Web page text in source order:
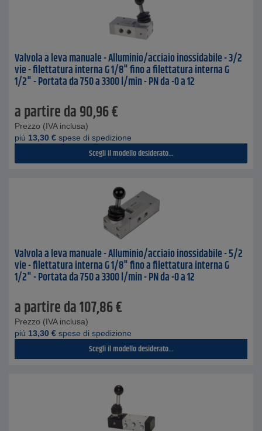
Valvola a leva manuale - Alluminio/acciaio inossidabile - 3/2
vie - filettatura interna G 1/8" fino a filettatura interna G
1/2" - Portata da 750 a 3300 l/min - PN da -0 a 12
a partire da90,96€
Prezzo (IVA inclusa)
piú 13,30 € spese di spedizione
Scegli il modello desiderato...
Valvola a leva manuale - Alluminio/acciaio inossidabile - 5/2
vie - filettatura interna G 1/8" fino a filettatura interna G
1/2" - Portata da 750 a 3300 l/min - PN da -0 a 12
a partire da107,86€
Prezzo (IVA inclusa)
piú 13,30 € spese di spedizione
Scegli il modello desiderato...